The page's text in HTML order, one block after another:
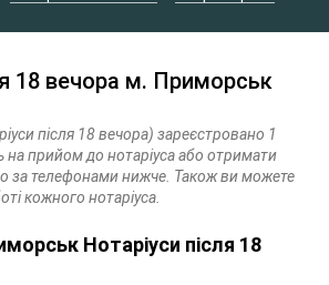
18 вечора м. Приморськ
після 18 вечора) зареєстровано 1
на прийом до нотаріуса або отримати
за телефонами нижче. Також ви можете
кожного нотаріуса.
Нотаріуси після 18